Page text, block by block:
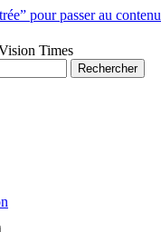
pour passer au contenu
Times